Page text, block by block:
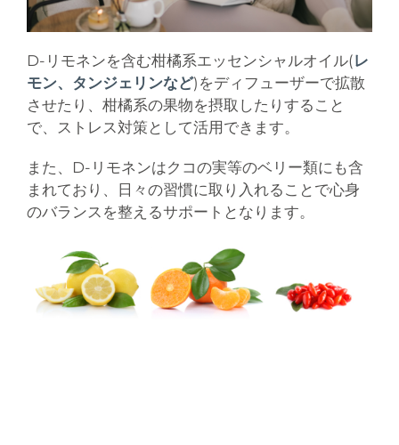
D-リモネンを含む柑橘系エッセンシャルオイル(レ
モン、タンジェリンなど)をディフューザーで拡散
させたり、柑橘系の果物を摂取したりすること
で、ストレス対策として活用できます。
また、D-リモネンはクコの実等のベリー類にも含
まれており、日々の習慣に取り入れることで心身
のバランスを整えるサポートとなります。